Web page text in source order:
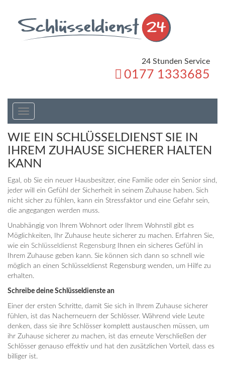
24 Stunden Service
0177 1333685
Toggle
navigation
WIE EIN SCHLÜSSELDIENST SIE IN
IHREM ZUHAUSE SICHERER HALTEN
KANN
Egal, ob Sie ein neuer Hausbesitzer, eine Familie oder ein Senior sind,
jeder will ein Gefühl der Sicherheit in seinem Zuhause haben. Sich
nicht sicher zu fühlen, kann ein Stressfaktor und eine Gefahr sein,
die angegangen werden muss.
Unabhängig von Ihrem Wohnort oder Ihrem Wohnstil gibt es
Möglichkeiten, Ihr Zuhause heute sicherer zu machen. Erfahren Sie,
wie ein Schlüsseldienst Regensburg Ihnen ein sicheres Gefühl in
Ihrem Zuhause geben kann. Sie können sich dann so schnell wie
möglich an einen Schlüsseldienst Regensburg wenden, um Hilfe zu
erhalten.
Schreibe deine Schlüsseldienste an
Einer der ersten Schritte, damit Sie sich in Ihrem Zuhause sicherer
fühlen, ist das Nacherneuern der Schlösser. Während viele Leute
denken, dass sie ihre Schlösser komplett austauschen müssen, um
ihr Zuhause sicherer zu machen, ist das erneute Verschließen der
Schlösser genauso effektiv und hat den zusätzlichen Vorteil, dass es
billiger ist.